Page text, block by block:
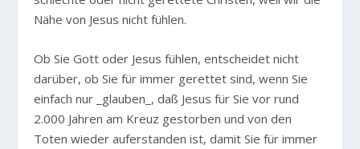
Nähe von Jesus nicht fühlen.
Ob Sie Gott oder Jesus fühlen, entscheidet nicht
darüber, ob Sie für immer gerettet sind, wenn Sie
einfach nur _glauben_, daß Jesus für Sie vor rund
2.000 Jahren am Kreuz gestorben und von den
Toten wieder auferstanden ist, damit Sie für immer